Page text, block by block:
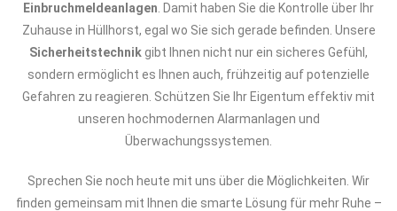
Einbruchmeldeanlagen . Damit haben Sie die Kontrolle über Ihr
Zuhause in Hüllhorst, egal wo Sie sich gerade befinden. Unsere
Sicherheitstechnik gibt Ihnen nicht nur ein sicheres Gefühl,
sondern ermöglicht es Ihnen auch, frühzeitig auf potenzielle
Gefahren zu reagieren. Schützen Sie Ihr Eigentum effektiv mit
unseren hochmodernen Alarmanlagen und
Überwachungssystemen.
Sprechen Sie noch heute mit uns über die Möglichkeiten. Wir
finden gemeinsam mit Ihnen die smarte Lösung für mehr Ruhe –